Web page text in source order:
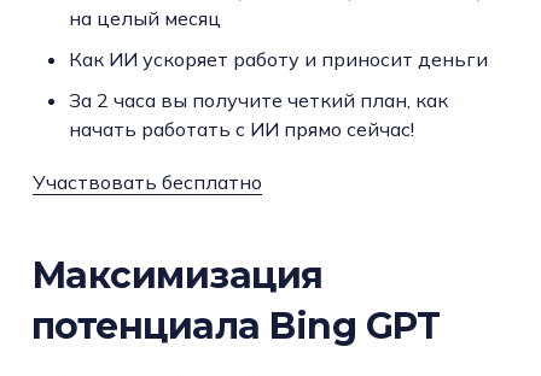
на целый месяц
Как ИИ ускоряет работу и приносит деньги
За 2 часа вы получите четкий план, как
начать работать с ИИ прямо сейчас!
Участвовать бесплатно
Максимизация
потенциала Bing GPT